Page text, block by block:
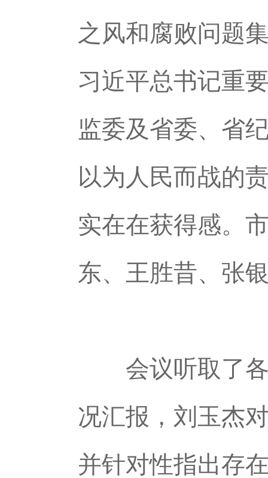
之风和腐败问题
习近平总书记重
监委及省委、省
以为人民而战的
实在在获得感。
东、王胜昔、张
会议听取了各
况汇报，刘玉杰
并针对性指出存